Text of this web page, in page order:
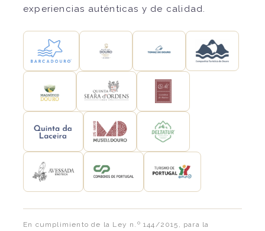
experiencias auténticas y de calidad.
En cumplimiento de la Ley n.º 144/2015, para la